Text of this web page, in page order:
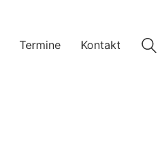
Termine Kontakt